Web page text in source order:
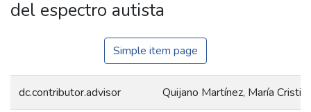
del espectro autista
Simple item page
dc.contributor.advisor Quijano Martínez, María